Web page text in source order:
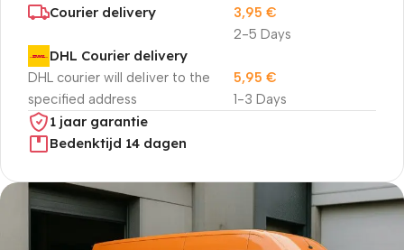
Courier delivery
2-5 Days
3,95 €
DHL Courier delivery
DHL courier will deliver to the
specified address
1-3 Days
5,95 €
1 jaar garantie
Bedenktijd 14 dagen